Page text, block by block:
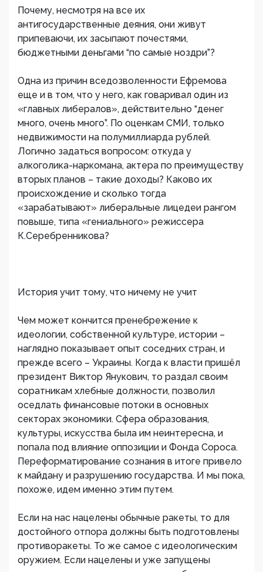
Почему, несмотря на все их
антигосударственные деяния, они живут
припеваючи, их засыпают почестями,
бюджетными деньгами “по самые ноздри”?
Одна из причин вседозволенности Ефремова
еще и в том, что у него, как говаривал один из
«главных либералов», действительно “денег
много, очень много”. По оценкам СМИ, только
недвижимости на полумиллиарда рублей.
Логично задаться вопросом: откуда у
алкоголика-наркомана, актера по преимуществу
вторых планов – такие доходы? Каково их
происхождение и сколько тогда
«зарабатывают» либеральные лицедеи рангом
повыше, типа «гениального» режиссера
К.Серебренникова?
История учит тому, что ничему не учит
Чем может кончится пренебрежение к
идеологии, собственной культуре, истории –
наглядно показывает опыт соседних стран, и
прежде всего – Украины. Когда к власти пришёл
президент Виктор Янукович, то раздал своим
соратникам хлебные должности, позволил
оседлать финансовые потоки в основных
секторах экономики. Сфера образования,
культуры, искусства была им неинтересна, и
попала под влияние оппозиции и Фонда Сороса.
Переформатирование сознания в итоге привело
к майдану и разрушению государства. И мы пока,
похоже, идем именно этим путем.
Если на нас нацелены обычные ракеты, то для
достойного отпора должны быть подготовлены
противоракеты. То же самое с идеологическим
оружием. Если нацелены и уже запущены